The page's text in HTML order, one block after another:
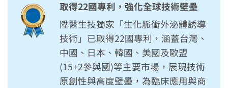
取得22國專利，強化全球技術壁壘
陞醫生技獨家「生化脈衝外泌體誘導
技術」已取得22國專利，涵蓋台灣、
中國、日本、韓國、美國及歐盟
(15+2參與國)等主要市場，展現技術
原創性與高度壁壘，為臨床應用與商